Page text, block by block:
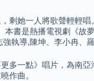
剩她一人將歌聲輕輕
本書是熱播電視劇《故
執導,陳坤、李小冉
多一點》唱片，為南
作曲。